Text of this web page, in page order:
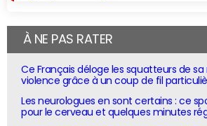
À NE PAS RATER
Ce Français déloge les squatteurs de sa
violence grâce à un coup de fil
Les neurologues en sont certains : ce
pour le cerveau et quelques minutes